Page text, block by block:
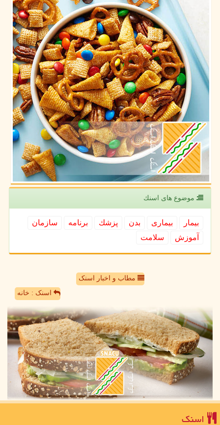
موضوع های اسنك
بیمار بیماری بدن پزشك برنامه
سازمان
آموزش
سلامت
مطاب و اخبار اسنک
اسنک : خانه
اسنك